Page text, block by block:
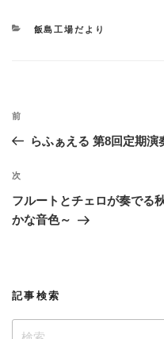
カ
飯島工場だより
投
ビ
ゲ
ー
ン
過
去
投
稿
前
らふぁえる 第8回定期演
次
の
投
次
フルートとチェロが奏でる
かな音色～
記事検索